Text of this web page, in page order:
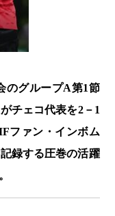
のグループA第1節
チェコ代表を2－1
ファン・インボム
録する圧巻の活躍